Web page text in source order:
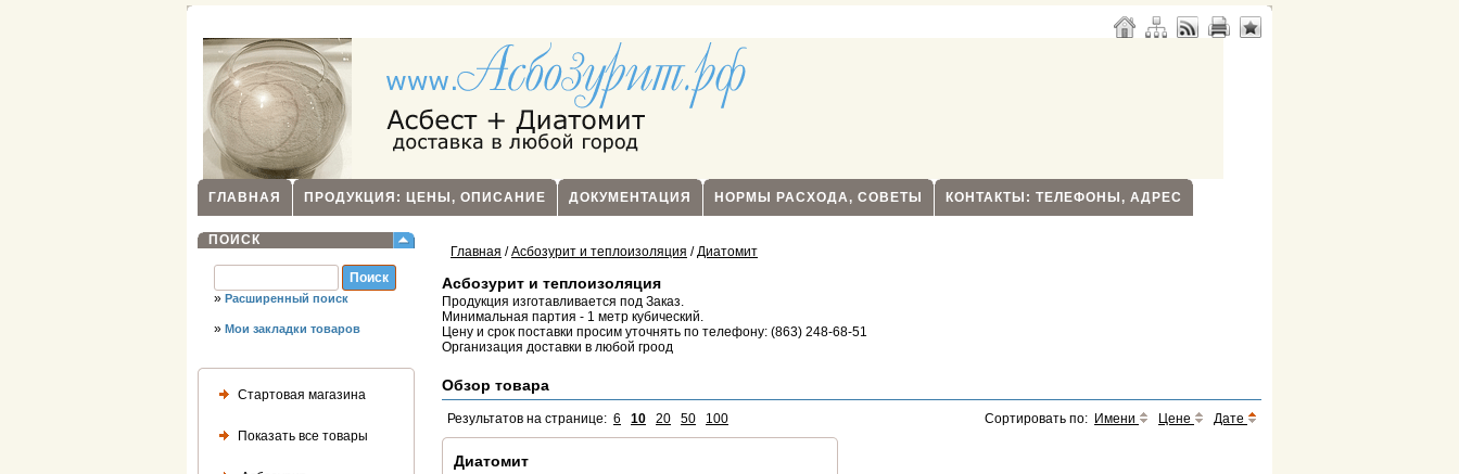
ГЛАВНАЯ ПРОДУКЦИЯ: ЦЕНЫ, ОПИСАНИЕ ДОКУМЕНТАЦИЯ НОРМЫ РАСХОДА, СОВЕТЫ КОНТАКТЫ: ТЕЛЕФОНЫ, АДРЕС
ПОИСК
» Расширенный поиск
» Мои закладки товаров
Стартовая магазина
Показать все товары
Главная /Асбозурит и теплоизоляция /Диатомит
Асбозурит и теплоизоляция
Продукция изготавливается под Заказ.
Минимальная партия - 1 метр кубический.
Цену и срок поставки просим уточнять по телефону: (863) 248-68-51
Организация доставки в любой гроод
Обзор товара
Результатов на странице: 6 10 20 50 100 Сортировать по: Имени Цене Дате
Диатомит